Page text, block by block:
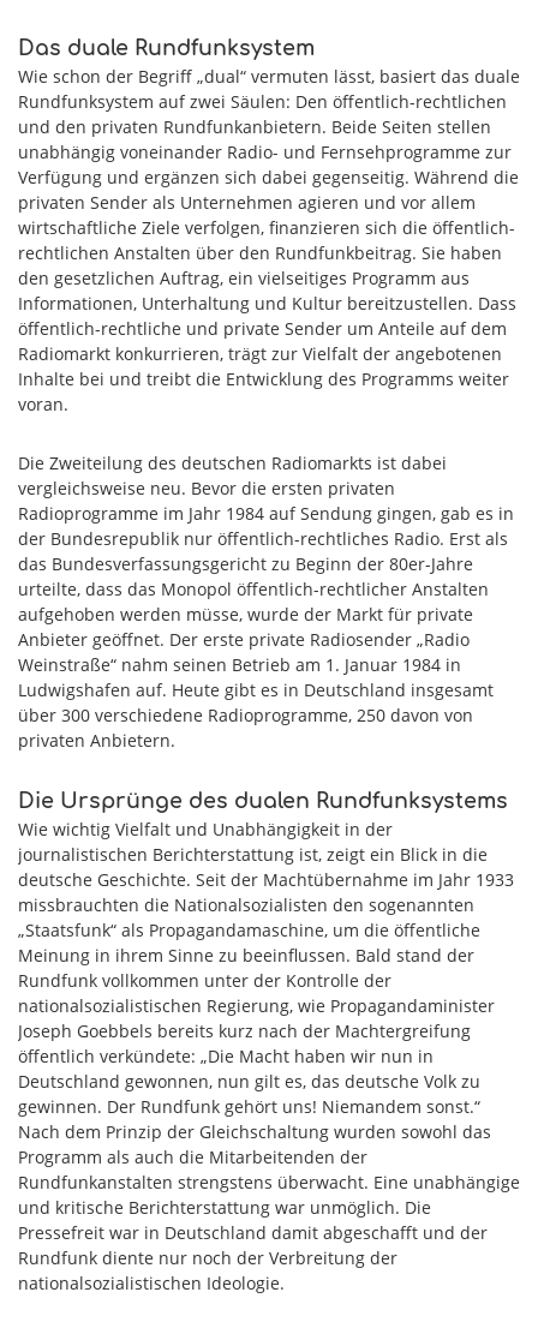
Das duale Rundfunksystem
Wie schon der Begriff „dual“ vermuten lässt, basiert das duale
Rundfunksystem auf zwei Säulen: Den öffentlich-rechtlichen
und den privaten Rundfunkanbietern. Beide Seiten stellen
unabhängig voneinander Radio- und Fernsehprogramme zur
Verfügung und ergänzen sich dabei gegenseitig. Während die
privaten Sender als Unternehmen agieren und vor allem
wirtschaftliche Ziele verfolgen, finanzieren sich die öffentlich-
rechtlichen Anstalten über den Rundfunkbeitrag. Sie haben
den gesetzlichen Auftrag, ein vielseitiges Programm aus
Informationen, Unterhaltung und Kultur bereitzustellen. Dass
öffentlich-rechtliche und private Sender um Anteile auf dem
Radiomarkt konkurrieren, trägt zur Vielfalt der angebotenen
Inhalte bei und treibt die Entwicklung des Programms weiter
voran.
Die Zweiteilung des deutschen Radiomarkts ist dabei
vergleichsweise neu. Bevor die ersten privaten
Radioprogramme im Jahr 1984 auf Sendung gingen, gab es in
der Bundesrepublik nur öffentlich-rechtliches Radio. Erst als
das Bundesverfassungsgericht zu Beginn der 80er-Jahre
urteilte, dass das Monopol öffentlich-rechtlicher Anstalten
aufgehoben werden müsse, wurde der Markt für private
Anbieter geöffnet. Der erste private Radiosender „Radio
Weinstraße“ nahm seinen Betrieb am 1. Januar 1984 in
Ludwigshafen auf. Heute gibt es in Deutschland insgesamt
über 300 verschiedene Radioprogramme, 250 davon von
privaten Anbietern.
Die Ursprünge des dualen Rundfunksystems
Wie wichtig Vielfalt und Unabhängigkeit in der
journalistischen Berichterstattung ist, zeigt ein Blick in die
deutsche Geschichte. Seit der Machtübernahme im Jahr 1933
missbrauchten die Nationalsozialisten den sogenannten
„Staatsfunk“ als Propagandamaschine, um die öffentliche
Meinung in ihrem Sinne zu beeinflussen. Bald stand der
Rundfunk vollkommen unter der Kontrolle der
nationalsozialistischen Regierung, wie Propagandaminister
Joseph Goebbels bereits kurz nach der Machtergreifung
öffentlich verkündete: „Die Macht haben wir nun in
Deutschland gewonnen, nun gilt es, das deutsche Volk zu
gewinnen. Der Rundfunk gehört uns! Niemandem sonst.“
Nach dem Prinzip der Gleichschaltung wurden sowohl das
Programm als auch die Mitarbeitenden der
Rundfunkanstalten strengstens überwacht. Eine unabhängige
und kritische Berichterstattung war unmöglich. Die
Pressefreit war in Deutschland damit abgeschafft und der
Rundfunk diente nur noch der Verbreitung der
nationalsozialistischen Ideologie.